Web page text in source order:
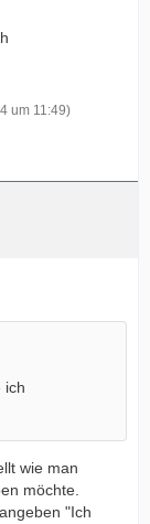
um 11:49)
ich
wie man
möchte.
"Ich